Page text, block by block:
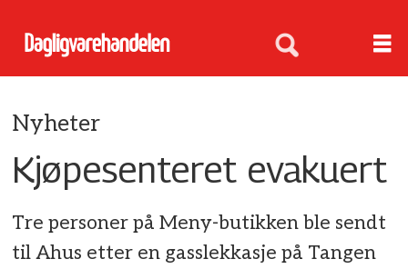
Nyheter
Kjøpesenteret evakuert
Tre personer på Meny-butikken ble sendt
til Ahus etter en gasslekkasje på Tangen